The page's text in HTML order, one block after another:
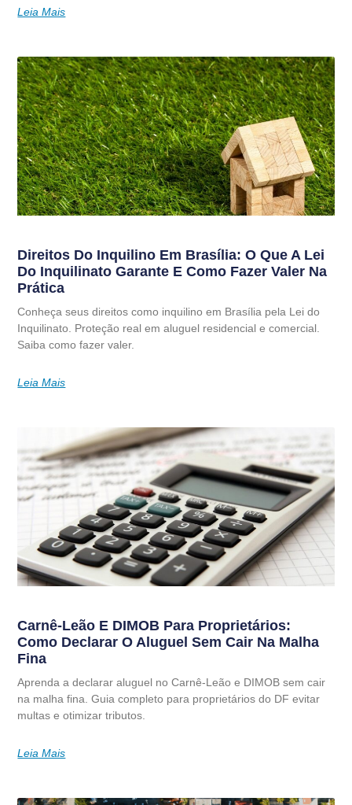
Leia Mais
Direitos Do Inquilino Em Brasília: O Que A Lei
Do Inquilinato Garante E Como Fazer Valer Na
Prática
Conheça seus direitos como inquilino em Brasília pela Lei do
Inquilinato. Proteção real em aluguel residencial e comercial.
Saiba como fazer valer.
Leia Mais
Carnê-Leão E DIMOB Para Proprietários:
Como Declarar O Aluguel Sem Cair Na Malha
Fina
Aprenda a declarar aluguel no Carnê-Leão e DIMOB sem cair
na malha fina. Guia completo para proprietários do DF evitar
multas e otimizar tributos.
Leia Mais